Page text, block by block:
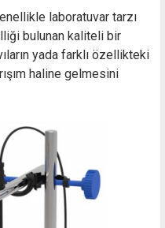
laboratuvar tarzı
bulunan kaliteli bir
yada farklı özellikteki
haline gelmesini